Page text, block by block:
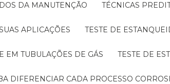
DA MANUTENÇÃO TÉCNICAS
APLICAÇÕES TESTE DE
EM TUBULAÇÕES DE GÁS TESTE DE
DIFERENCIAR CADA PROCESSO